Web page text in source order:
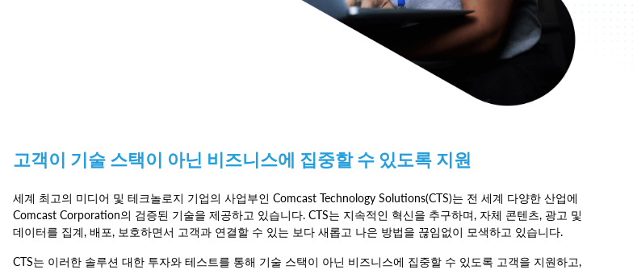
고객이 기술 스택이 아닌 비즈니스에 집중할 수 있도록 지원
세계 최고의 미디어 및 테크놀로지 기업의 사업부인 Comcast Technology Solutions(CTS)는 전 세계 다양한 산업에
Comcast Corporation의 검증된 기술을 제공하고 있습니다. CTS는 지속적인 혁신을 추구하며, 자체 콘텐츠, 광고 및
데이터를 집계, 배포, 보호하면서 고객과 연결할 수 있는 보다 새롭고 나은 방법을 끊임없이 모색하고 있습니다.
CTS는 이러한 솔루션 대한 투자와 테스트를 통해 기술 스택이 아닌 비즈니스에 집중할 수 있도록 고객을 지원하고,